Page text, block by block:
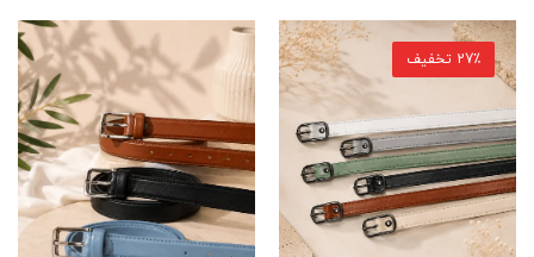
27٪ تخفیف